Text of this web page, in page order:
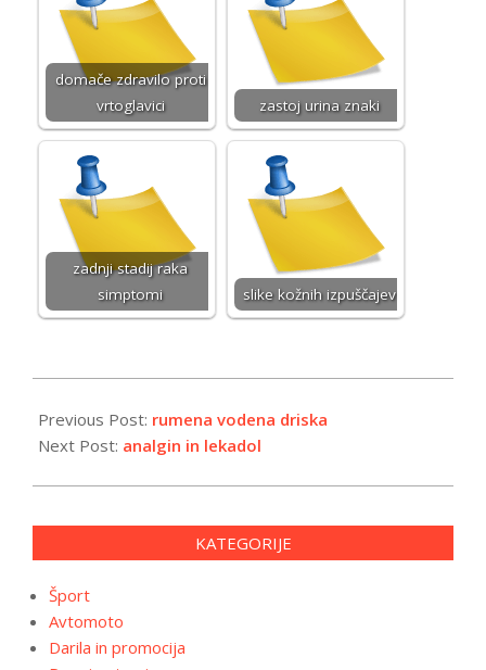
domače zdravilo proti
vrtoglavici
zastoj urina znaki
zadnji stadij raka
simptomi
slike kožnih izpuščajev
01-
14
Previous Post: rumena vodena driska
Next Post: analgin in lekadol
KATEGORIJE
Šport
Avtomoto
Darila in promocija